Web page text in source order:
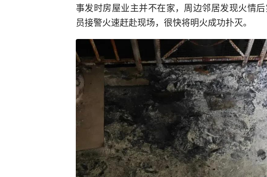
事发时房屋业主并不在家，周边邻居发现火情
员接警火速赶赴现场，很快将明火成功扑灭。